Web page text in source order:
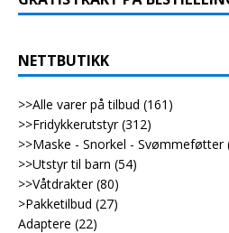
NETTBUTIKK
>>Alle varer på tilbud (161)
>>Fridykkerutstyr (312)
>>Maske - Snorkel - Svømmeføtter
>>Utstyr til barn (54)
>>Våtdrakter (80)
>Pakketilbud (27)
Adaptere (22)